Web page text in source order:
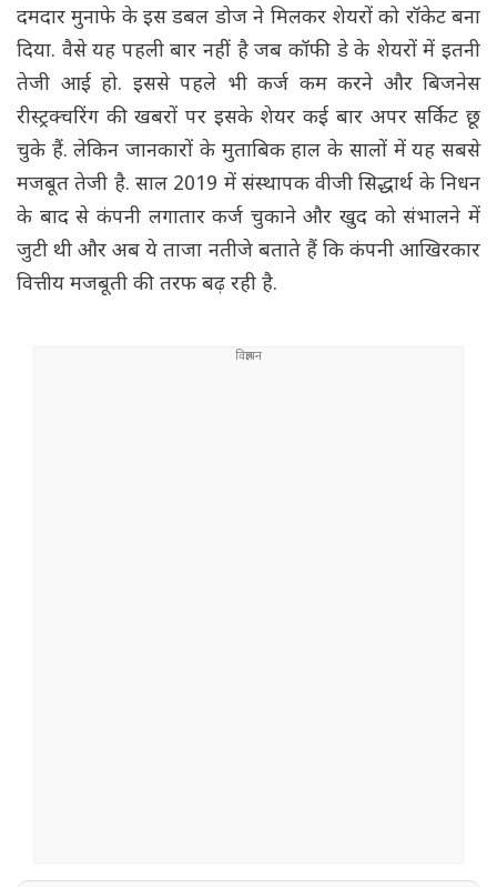
दमदार मुनाफे के इस डबल डोज ने मिलकर शेयरों को रॉकेट बना
दिया. वैसे यह पहली बार नहीं है जब कॉफी डे के शेयरों में इतनी
तेजी आई हो. इससे पहले भी कर्ज कम करने और बिजनेस
रीस्ट्रक्चरिंग की खबरों पर इसके शेयर कई बार अपर सर्किट छू
चुके हैं. लेकिन जानकारों के मुताबिक हाल के सालों में यह सबसे
मजबूत तेजी है. साल 2019 में संस्थापक वीजी सिद्धार्थ के निधन
के बाद से कंपनी लगातार कर्ज चुकाने और खुद को संभालने में
जुटी थी और अब ये ताजा नतीजे बताते हैं कि कंपनी आखिरकार
वित्तीय मजबूती की तरफ बढ़ रही है.